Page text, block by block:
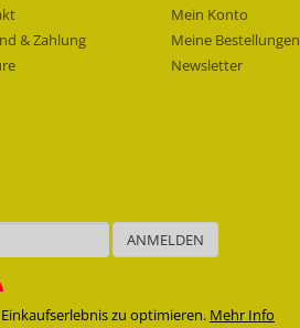
zu optimieren. Mehr Info
& Zahlung
Mein Konto
Meine Bestellungen
Newsletter
ANMELDEN